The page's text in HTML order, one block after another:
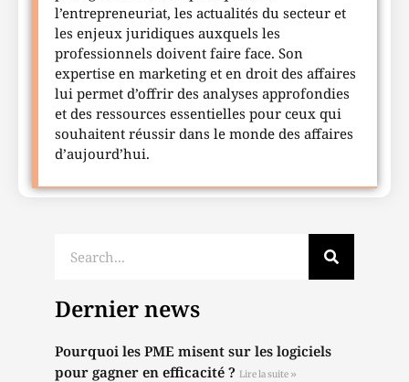
l’entrepreneuriat, les actualités du secteur et
les enjeux juridiques auxquels les
professionnels doivent faire face. Son
expertise en marketing et en droit des affaires
lui permet d’offrir des analyses approfondies
et des ressources essentielles pour ceux qui
souhaitent réussir dans le monde des affaires
d’aujourd’hui.
Dernier news
Pourquoi les PME misent sur les logiciels
pour gagner en efficacité ? Lire la suite »